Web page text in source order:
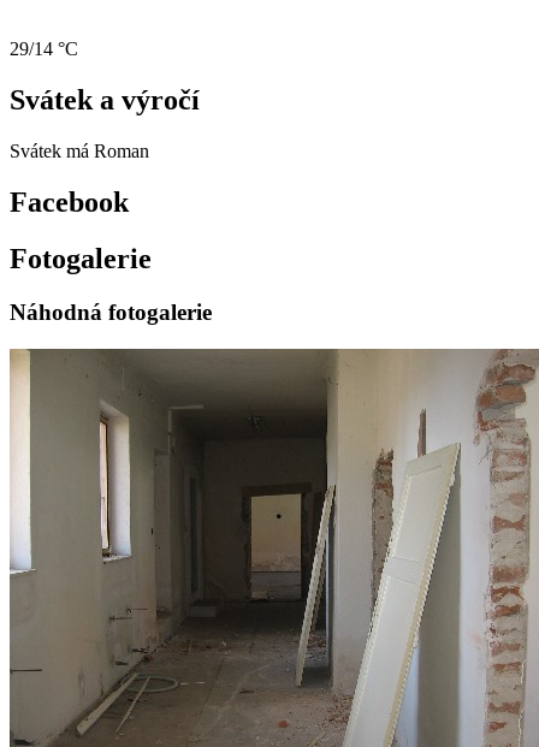
29/14 °C
Svátek a výročí
Svátek má Roman
Facebook
Fotogalerie
Náhodná fotogalerie